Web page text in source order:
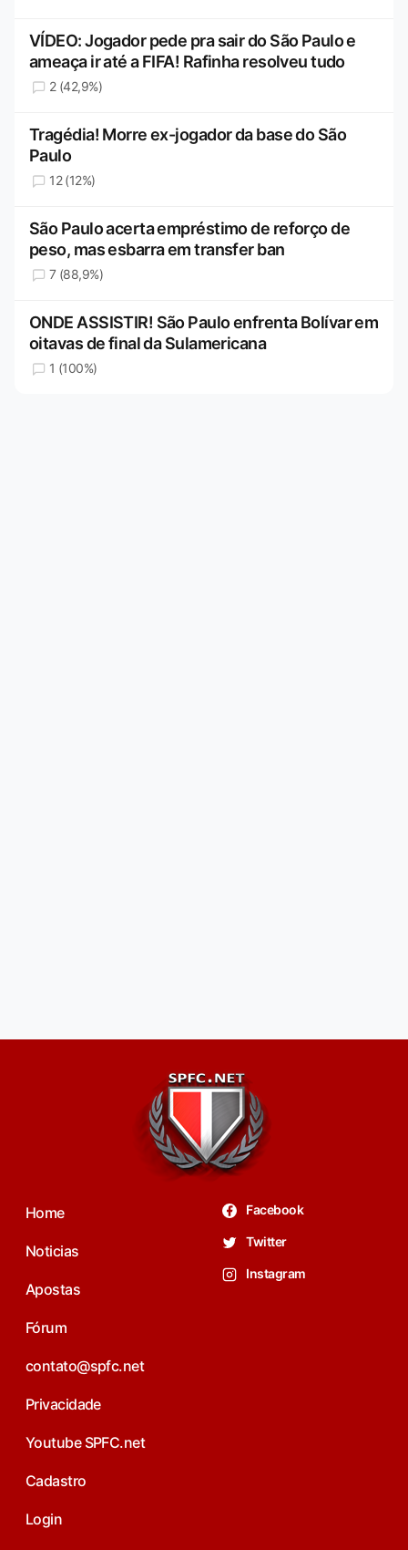
VÍDEO: Jogador pede pra sair do São Paulo e
ameaça ir até a FIFA! Rafinha resolveu tudo
2 (42,9%)
Tragédia! Morre ex-jogador da base do São
Paulo
12 (12%)
São Paulo acerta empréstimo de reforço de
peso, mas esbarra em transfer ban
7 (88,9%)
ONDE ASSISTIR! São Paulo enfrenta Bolívar em
oitavas de final da Sulamericana
1 (100%)
Home
Noticias
Apostas
Fórum
contato@spfc.net
Privacidade
Youtube SPFC.net
Cadastro
Login
Facebook
Twitter
Instagram